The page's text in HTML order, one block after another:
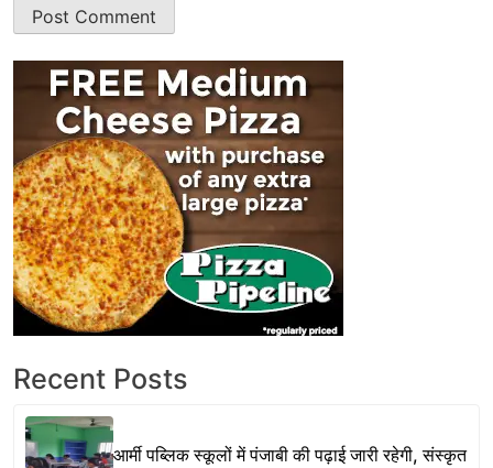
Recent Posts
आर्मी पब्लिक स्कूलों में पंजाबी की पढ़ाई जारी रहेगी, संस्कृत